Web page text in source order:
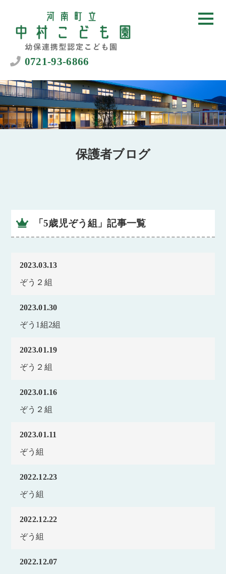
0721-93-6866
保護者ブログ
「5歳児ぞう組」記事一覧
2023.03.13
ぞう２組
2023.01.30
ぞう1組2組
2023.01.19
ぞう２組
2023.01.16
ぞう２組
2023.01.11
ぞう組
2022.12.23
ぞう組
2022.12.22
ぞう組
2022.12.07